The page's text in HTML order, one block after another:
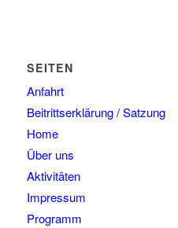
SEITEN
Anfahrt
Beitrittserklärung / Satzung
Home
Über uns
Aktivitäten
Impressum
Programm